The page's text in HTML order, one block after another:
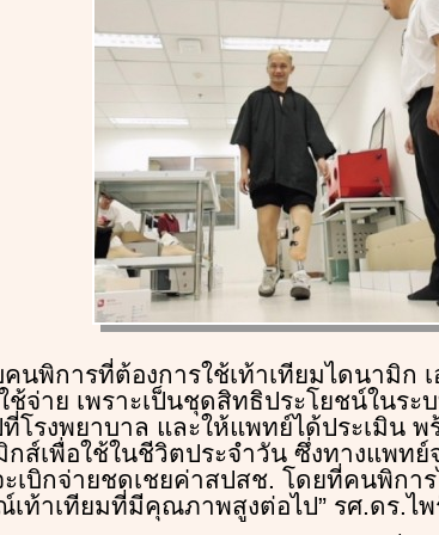
คนพิการที่ต้องการใช้เท้าเทียมไดนามิก
ช้จ่าย เพราะเป็นชุดสิทธิประโยชน์ในร
โรงพยาบาล และให้แพทย์ได้ประเมิน พ
กส์เพื่อใช้ในชีวิตประจำวัน ซึ่งทางแพทย์
เบิกจ่ายชดเชยค่าสปสช. โดยที่คนพิการ
เท้าเทียมที่มีคุณภาพสูงต่อไป” รศ.ดร.ไ